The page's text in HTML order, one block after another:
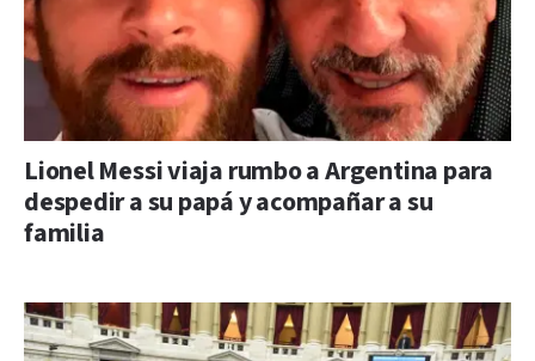
Lionel Messi viaja rumbo a Argentina para
despedir a su papá y acompañar a su
familia